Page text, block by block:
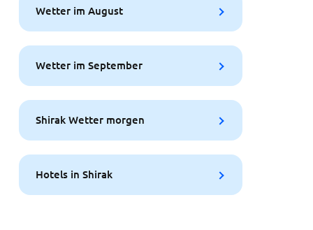
Wetter im August
Wetter im September
Shirak Wetter morgen
Hotels in Shirak